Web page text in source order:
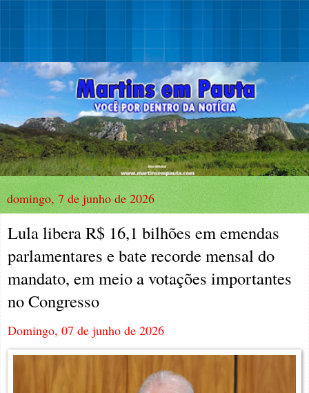
domingo, 7 de junho de 2026
Lula libera R$ 16,1 bilhões em emendas
parlamentares e bate recorde mensal do
mandato, em meio a votações importantes
no Congresso
Domingo, 07 de junho de 2026